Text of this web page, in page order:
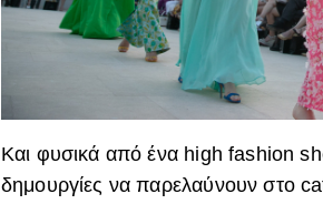
Και φυσικά από ένα high fashion
δημουργίες να παρελαύνουν στο